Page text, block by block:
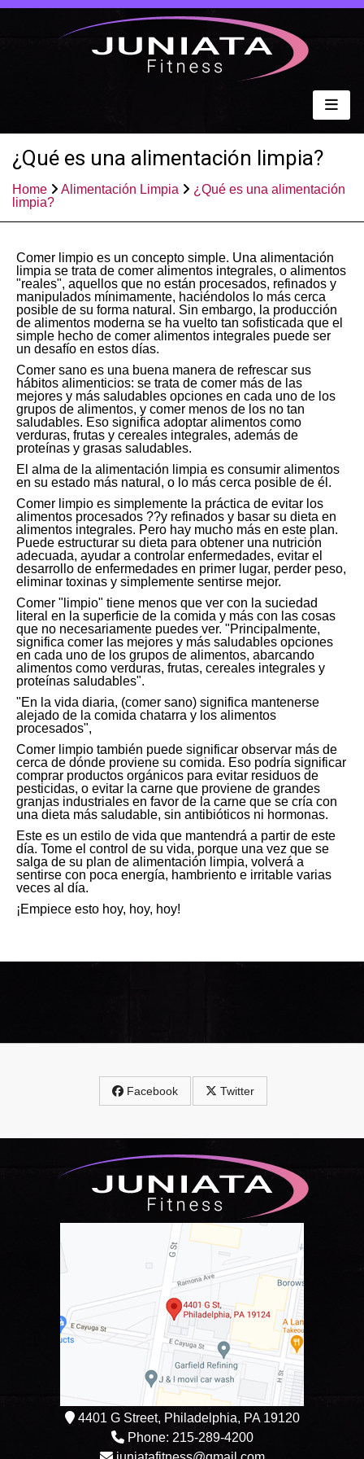
¿Qué es una alimentación limpia?
Home Alimentación Limpia
¿Qué es una alimentación
limpia?
Comer limpio es un concepto simple. Una alimentación
limpia se trata de comer alimentos integrales, o alimentos
"reales", aquellos que no están procesados, refinados y
manipulados mínimamente, haciéndolos lo más cerca
posible de su forma natural. Sin embargo, la producción
de alimentos moderna se ha vuelto tan sofisticada que el
simple hecho de comer alimentos integrales puede ser
un desafío en estos días.
Comer sano es una buena manera de refrescar sus
hábitos alimenticios: se trata de comer más de las
mejores y más saludables opciones en cada uno de los
grupos de alimentos, y comer menos de los no tan
saludables. Eso significa adoptar alimentos como
verduras, frutas y cereales integrales, además de
proteínas y grasas saludables.
El alma de la alimentación limpia es consumir alimentos
en su estado más natural, o lo más cerca posible de él.
Comer limpio es simplemente la práctica de evitar los
alimentos procesados ??y refinados y basar su dieta en
alimentos integrales. Pero hay mucho más en este plan.
Puede estructurar su dieta para obtener una nutrición
adecuada, ayudar a controlar enfermedades, evitar el
desarrollo de enfermedades en primer lugar, perder peso,
eliminar toxinas y simplemente sentirse mejor.
Comer "limpio" tiene menos que ver con la suciedad
literal en la superficie de la comida y más con las cosas
que no necesariamente puedes ver. "Principalmente,
significa comer las mejores y más saludables opciones
en cada uno de los grupos de alimentos, abarcando
alimentos como verduras, frutas, cereales integrales y
proteínas saludables".
"En la vida diaria, (comer sano) significa mantenerse
alejado de la comida chatarra y los alimentos
procesados",
Comer limpio también puede significar observar más de
cerca de dónde proviene su comida. Eso podría significar
comprar productos orgánicos para evitar residuos de
pesticidas, o evitar la carne que proviene de grandes
granjas industriales en favor de la carne que se cría con
una dieta más saludable, sin antibióticos ni hormonas.
Este es un estilo de vida que mantendrá a partir de este
día. Tome el control de su vida, porque una vez que se
salga de su plan de alimentación limpia, volverá a
sentirse con poca energía, hambriento e irritable varias
veces al día.
¡Empiece esto hoy, hoy, hoy!
Facebook Twitter
4401 G Street, Philadelphia, PA 19120
Phone: 215-289-4200